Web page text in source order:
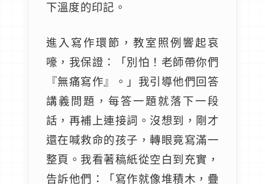
下溫度的印記。
進入寫作環節，教室照例響起哀
嚎，我保證：「別怕！老師帶你們
『無痛寫作』。」我引導他們回答
講義問題，每答一題就落下一段
話，再補上連接詞。沒想到，剛才
還在喊救命的孩子，轉眼竟寫滿一
整頁。我看著稿紙從空白到充實，
告訴他們：「寫作就像堆積木，疊